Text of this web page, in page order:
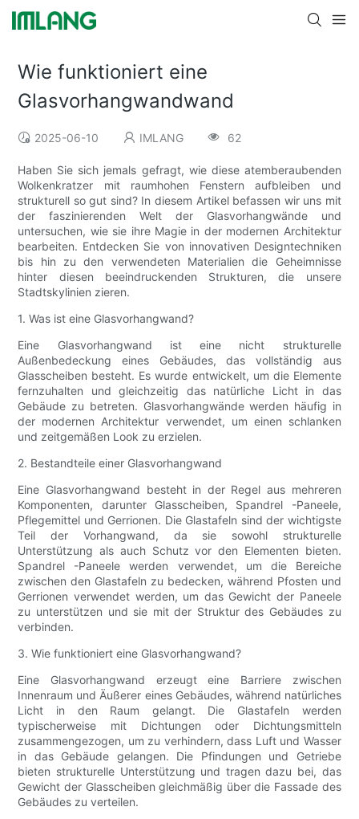
Wie funktioniert eine
Glasvorhangwandwand
2025-06-10 IMLANG 62
Haben Sie sich jemals gefragt, wie diese atemberaubenden
Wolkenkratzer mit raumhohen Fenstern aufbleiben und
strukturell so gut sind? In diesem Artikel befassen wir uns mit
der faszinierenden Welt der Glasvorhangwände und
untersuchen, wie sie ihre Magie in der modernen Architektur
bearbeiten. Entdecken Sie von innovativen Designtechniken
bis hin zu den verwendeten Materialien die Geheimnisse
hinter diesen beeindruckenden Strukturen, die unsere
Stadtskylinien zieren.
1. Was ist eine Glasvorhangwand?
Eine Glasvorhangwand ist eine nicht strukturelle
Außenbedeckung eines Gebäudes, das vollständig aus
Glasscheiben besteht. Es wurde entwickelt, um die Elemente
fernzuhalten und gleichzeitig das natürliche Licht in das
Gebäude zu betreten. Glasvorhangwände werden häufig in
der modernen Architektur verwendet, um einen schlanken
und zeitgemäßen Look zu erzielen.
2. Bestandteile einer Glasvorhangwand
Eine Glasvorhangwand besteht in der Regel aus mehreren
Komponenten, darunter Glasscheiben, Spandrel -Paneele,
Pflegemittel und Gerrionen. Die Glastafeln sind der wichtigste
Teil der Vorhangwand, da sie sowohl strukturelle
Unterstützung als auch Schutz vor den Elementen bieten.
Spandrel -Paneele werden verwendet, um die Bereiche
zwischen den Glastafeln zu bedecken, während Pfosten und
Gerrionen verwendet werden, um das Gewicht der Paneele
zu unterstützen und sie mit der Struktur des Gebäudes zu
verbinden.
3. Wie funktioniert eine Glasvorhangwand?
Eine Glasvorhangwand erzeugt eine Barriere zwischen
Innenraum und Äußerer eines Gebäudes, während natürliches
Licht in den Raum gelangt. Die Glastafeln werden
typischerweise mit Dichtungen oder Dichtungsmitteln
zusammengezogen, um zu verhindern, dass Luft und Wasser
in das Gebäude gelangen. Die Pfindungen und Getriebe
bieten strukturelle Unterstützung und tragen dazu bei, das
Gewicht der Glasscheiben gleichmäßig über die Fassade des
Gebäudes zu verteilen.